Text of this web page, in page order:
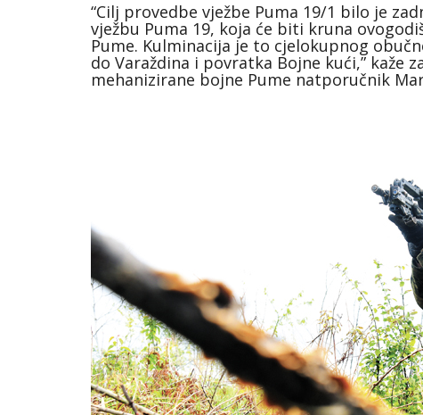
“Cilj provedbe vježbe Puma 19/1 bilo je
vježbu Puma 19, koja će biti kruna
Pume. Kulminacija je to cjelokupnog
do Varaždina i povratka Bojne kući,” kaže
mehanizirane bojne Pume natporučnik